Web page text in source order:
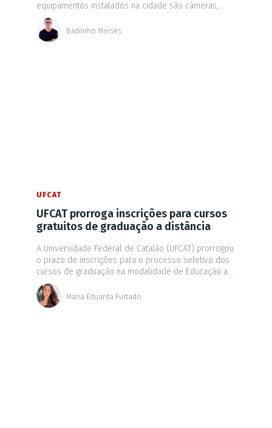
equipamentos instalados na cidade são câmeras,...
Badiinho Moisés
UFCAT
UFCAT prorroga inscrições para cursos
gratuitos de graduação a distância
A Universidade Federal de Catalão (UFCAT) prorrogou
o prazo de inscrições para o processo seletivo dos
cursos de graduação na modalidade de Educação a...
Maria Eduarda Furtado